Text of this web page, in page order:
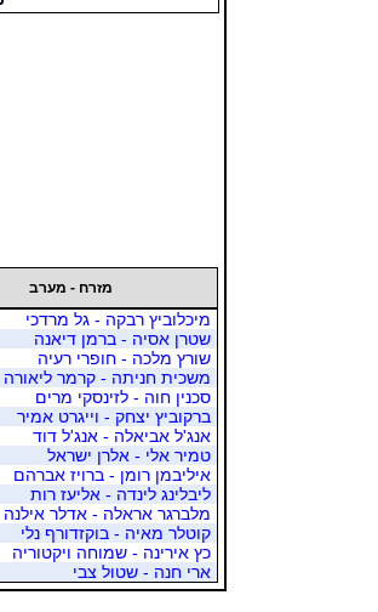
מזרח - מערב
מיכלוביץ רבקה - גל מרדכי
שטרן אסיה - ברמן דיאנה
שורץ מלכה - חופרי רעיה
משכית חניתה - קרמר ליאורה
סכנין חוה - לזינסקי מרים
ברקוביץ יצחק - וייגרט אמיר
אנג'ל אביאלה - אנג'ל דוד
טמיר אלי - אלרן ישראל
איליבמן רומן - ברויז אברהם
ליבלינג לינדה - אליעז רות
מלברגר אראלה - אדלר אילנה
קוטלר מאיה - בוקזדורף נלי
כץ אירינה - שמוחה ויקטוריה
ארי חנה - שטול צבי